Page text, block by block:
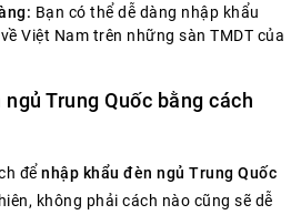
Bạn có thể dễ dàng nhập khẩu
Việt Nam trên những sàn TMDT của
Trung Quốc bằng cách
để nhập khẩu đèn ngủ Trung Quốc
không phải cách nào cũng sẽ dễ